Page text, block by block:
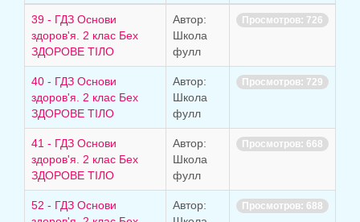
39 - ГДЗ Основи
здоров'я. 2 клас Бех
ЗДОРОВЕ ТІЛО
Автор:
Школа
фулл
Просмотров: 726
40 - ГДЗ Основи
здоров'я. 2 клас Бех
ЗДОРОВЕ ТІЛО
Автор:
Школа
фулл
Просмотров: 729
41 - ГДЗ Основи
здоров'я. 2 клас Бех
ЗДОРОВЕ ТІЛО
Автор:
Школа
фулл
Просмотров: 668
52 - ГДЗ Основи
Автор:
Просмотров: 688